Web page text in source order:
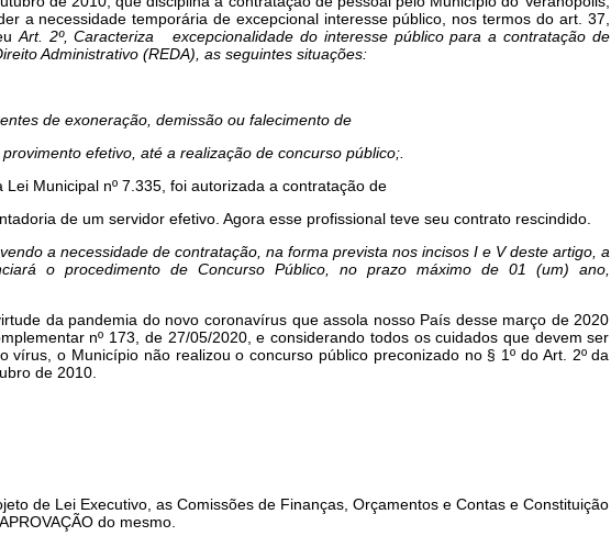
a necessidade temporária de excepcional interesse público, nos termos do art. 37,
Art. 2º, Caracteriza excepcionalidade do interesse público para a contratação de
Administrativo (REDA), as seguintes situações:
de exoneração, demissão ou falecimento de
efetivo, até a realização de concurso público;.
Municipal nº 7.335, foi autorizada a contratação de
de um servidor efetivo. Agora esse profissional teve seu contrato rescindido.
a necessidade de contratação, na forma prevista nos incisos I e V deste artigo, a
o procedimento de Concurso Público, no prazo máximo de 01 (um) ano,
da pandemia do novo coronavírus que assola nosso País desse março de 2020
nº 173, de 27/05/2020, e considerando todos os cuidados que devem ser
vírus, o Município não realizou o concurso público preconizado no § 1º do Art. 2º da
de 2010.
Lei Executivo, as Comissões de Finanças, Orçamentos e Contas e Constituição
do mesmo.